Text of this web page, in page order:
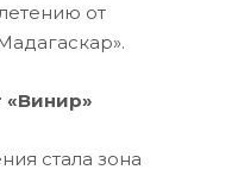
от
«Винир»
стала зона